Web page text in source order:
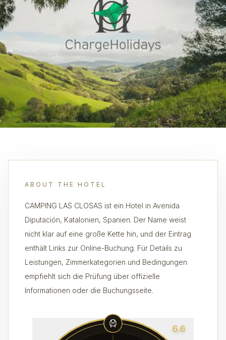
ABOUT THE HOTEL
CAMPING LAS CLOSAS ist ein Hotel in Avenida
Diputación, Katalonien, Spanien. Der Name weist
nicht klar auf eine große Kette hin, und der Eintrag
enthält Links zur Online-Buchung. Für Details zu
Leistungen, Zimmerkategorien und Bedingungen
empfiehlt sich die Prüfung über offizielle
Informationen oder die Buchungsseite.
6.6